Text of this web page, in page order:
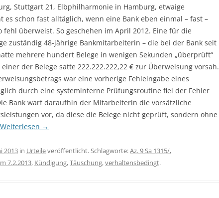
Stuttgart 21, Elbphilharmonie in Hamburg, etwaige
es schon fast alltäglich, wenn eine Bank eben einmal – fast –
fehl überweist. So geschehen im April 2012. Eine für die
zuständig 48-jährige Bankmitarbeiterin – die bei der Bank seit
mehrere hundert Belege in wenigen Sekunden „überprüft“
der Belege satte 222.222.222,22 € zur Überweisung vorsah.
war eine vorherige Fehleingabe eines
durch eine systeminterne Prüfungsroutine fiel der Fehler
Bank warf daraufhin der Mitarbeiterin die vorsätzliche
vor, da diese die Belege nicht geprüft, sondern ohne
Weiterlesen →
2013 in Urteileveröffentlicht. Schlagworte:Az. 9 Sa 1315/,
7.2.2013, Kündigung,Täuschung,verhaltensbedingt.